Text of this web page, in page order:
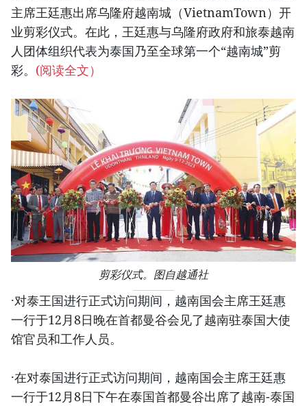
主席王廷惠出席乌隆府越南城（VietnamTown）开
业剪彩仪式。在此，王廷惠与乌隆府政府和旅泰越南
人团体组织代表为泰国乃至全球第一个“越南城”剪
彩。 (阅读全文）
剪彩仪式。图自越通社
·对泰王国进行正式访问期间，越南国会主席王廷惠
一行于12月8日晚在首都曼谷会见了越南驻泰国大使
馆官员和工作人员。
·在对泰国进行正式访问期间，越南国会主席王廷惠
一行于12月8日下午在泰国首都曼谷出席了越南-泰国